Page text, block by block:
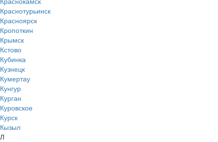
Краснотурьинск
Красноярск
Кропоткин
Крымск
Кстово
Кубинка
Кузнецк
Кумертау
Кунгур
Курган
Куровское
Курск
Кызыл
Л